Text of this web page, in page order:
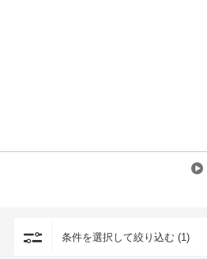
条件を選択して絞り込む (1)